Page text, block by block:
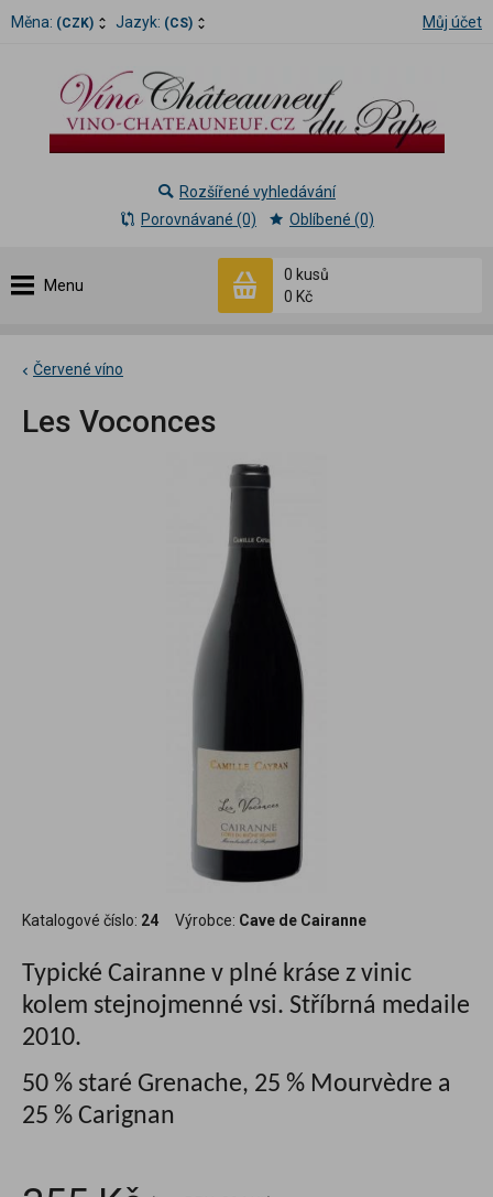
Měna: (CZK) Jazyk: (CS) Můj účet
Menu
0 kusů
0 Kč
Rozšířené vyhledávání
Porovnávané (0)
Oblíbené (0)
Červené víno
Les Voconces
Katalogové číslo: 24 Výrobce: Cave de Cairanne
Typické Cairanne v plné kráse z vinic
kolem stejnojmenné vsi. Stříbrná medaile
2010.
50 % staré Grenache, 25 % Mourvèdre a
25 % Carignan